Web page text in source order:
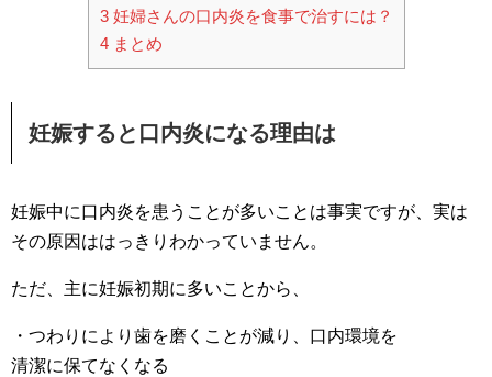
3妊婦さんの口内炎を食事で治すには？
4まとめ
妊娠すると口内炎になる理由は
妊娠中に口内炎を患うことが多いことは事実ですが、実は
その原因ははっきりわかっていません。
ただ、主に妊娠初期に多いことから、
・つわりにより歯を磨くことが減り、口内環境を
清潔に保てなくなる